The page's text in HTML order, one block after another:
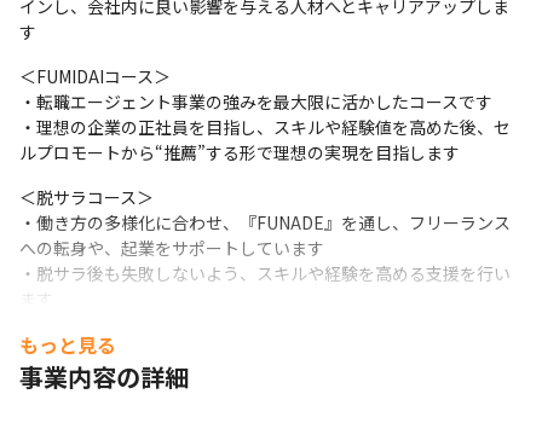
インし、会社内に良い影響を与える人材へとキャリアアップしま
す
＜FUMIDAIコース＞
・転職エージェント事業の強みを最大限に活かしたコースです
・理想の企業の正社員を目指し、スキルや経験値を高めた後、セ
ルプロモートから“推薦”する形で理想の実現を目指します
＜脱サラコース＞
・働き方の多様化に合わせ、『FUNADE』を通し、フリーランス
への転身や、起業をサポートしています
・脱サラ後も失敗しないよう、スキルや経験を高める支援を行い
ます
もっと見る
事業内容の詳細